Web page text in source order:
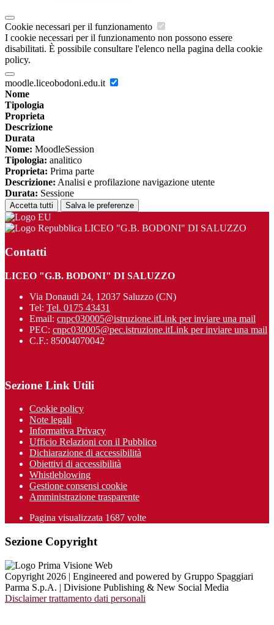
Cookie necessari per il funzionamento
I cookie necessari per il funzionamento non possono essere
disabilitati. È possibile consultare l'elenco nella pagina della cookie
policy.
moodle.liceobodoni.edu.it
Nome
Tipologia
Proprieta
Descrizione
Durata
Nome: MoodleSession
Tipologia: analitico
Proprieta: Prima parte
Descrizione: Analisi e profilazione navigazione utente
Durata: Sessione
Accetta tutti Salva le preferenze
LICEO "G.B. BODONI" DI SALUZZO
Contatti
LICEO "G.B. BODONI" DI SALUZZO
Via Donaudi 24, 12037 Saluzzo (CN)
Tel: Tel. 0175 43431
Email: cnpc030005@istruzione.itLink per inviare una mail
PEC: cnpc030005@pec.istruzione.itLink per inviare una mail
C.F.: 85004070042
Sezione Link Utili
Cookie policy
Note legali
Informativa Privacy
Ufficio Relazioni con il Pubblico
Dichiarazione di accessibilità
Obiettivi di accessibilità
Whistleblowing
Gestione consensi cookie
Amministrazione trasparente
Pagina visualizzata 1687 volte
Sezione Copyright
Copyright 2026 | Engineered and powered by Gruppo Spaggiari
Parma S.p.A. | Divisione Publishing & New Social Media
Disclaimer trattamento dati personali